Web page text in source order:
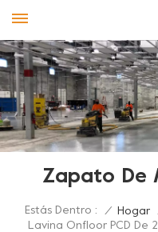
Zapato De
Estás Dentro : / Hogar
Lavina Onfloor PCD De